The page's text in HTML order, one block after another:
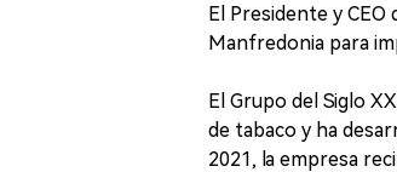
El Presidente y
Manfredonia para
El Grupo del Siglo
de tabaco y ha
2021, la empresa